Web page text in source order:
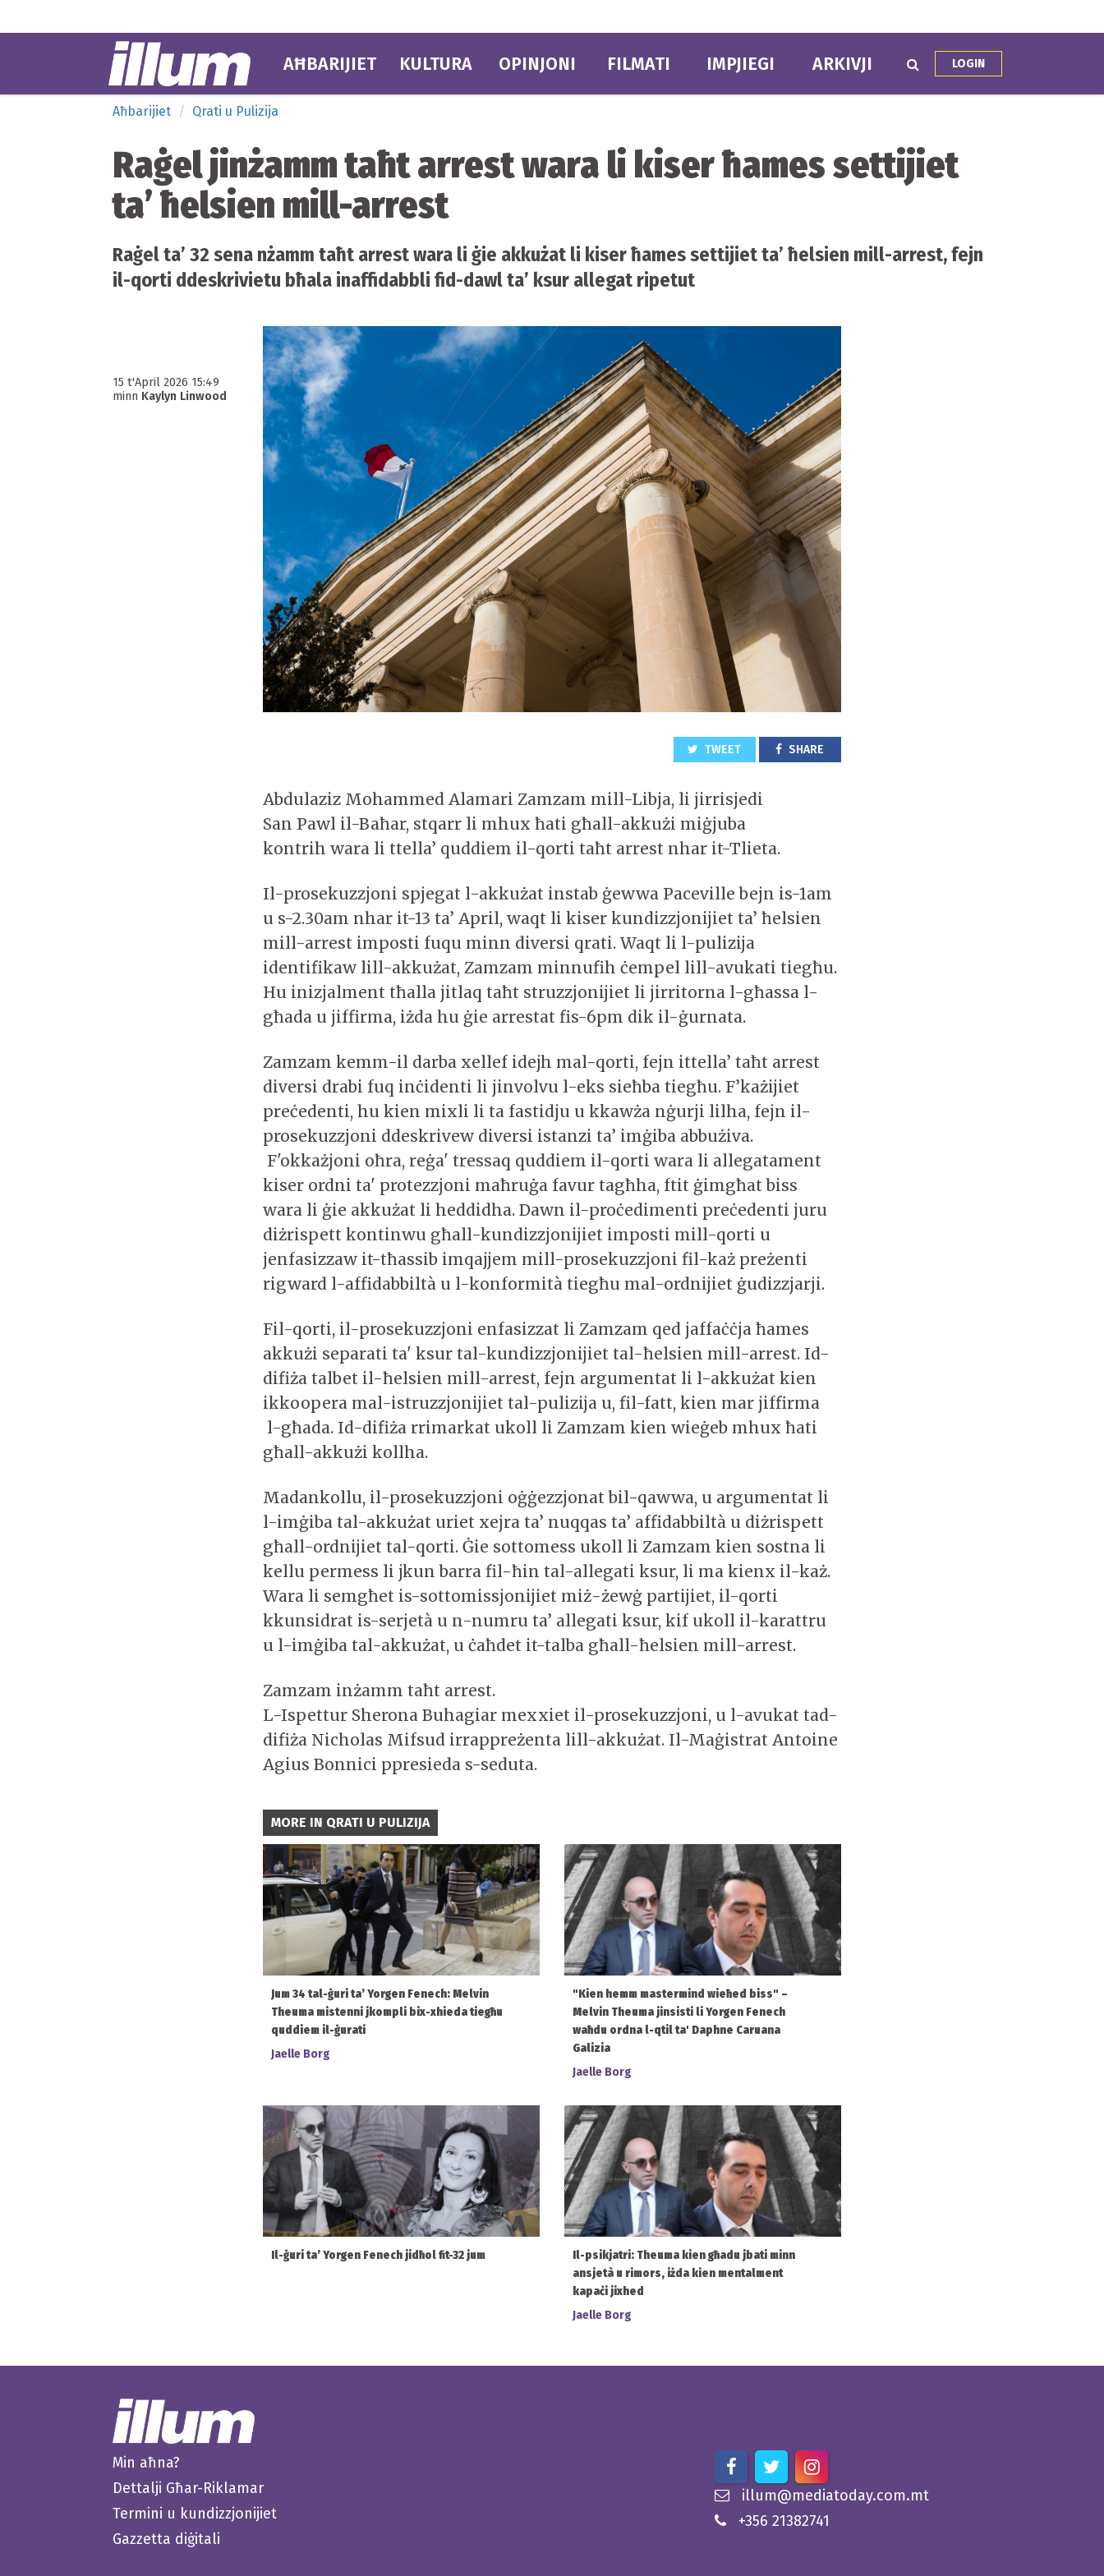
AĦBARIJIET KULTURA OPINJONI FILMATI IMPJIEGI ARKIVJI LOGIN
Aħbarijiet Qrati u Pulizija
Raġel jinżamm taħt arrest wara li kiser ħames settijiet
ta’ ħelsien mill-arrest
Raġel ta’ 32 sena nżamm taħt arrest wara li ġie akkużat li kiser ħames settijiet ta’ ħelsien mill-arrest, fejn
il-qorti ddeskrivietu bħala inaffidabbli fid-dawl ta’ ksur allegat ripetut
15 t'April 2026 15:49
minn Kaylyn Linwood
TWEET SHARE
Abdulaziz Mohammed Alamari Zamzam mill-Libja, li jirrisjedi
San Pawl il-Baħar, stqarr li mhux ħati għall-akkużi miġjuba
kontrih wara li ttella’ quddiem il-qorti taħt arrest nhar it-Tlieta.
Il-prosekuzzjoni spjegat l-akkużat instab ġewwa Paceville bejn is-1am
u s-2.30am nhar it-13 ta’ April, waqt li kiser kundizzjonijiet ta’ ħelsien
mill-arrest imposti fuqu minn diversi qrati. Waqt li l-pulizija
identifikaw lill-akkużat, Zamzam minnufih ċempel lill-avukati tiegħu.
Hu inizjalment tħalla jitlaq taħt struzzjonijiet li jirritorna l-għassa l-
għada u jiffirma, iżda hu ġie arrestat fis-6pm dik il-ġurnata.
Zamzam kemm-il darba xellef idejh mal-qorti, fejn ittella’ taħt arrest
diversi drabi fuq inċidenti li jinvolvu l-eks sieħba tiegħu. F’każijiet
preċedenti, hu kien mixli li ta fastidju u kkawża nġurji lilha, fejn il-
prosekuzzjoni ddeskrivew diversi istanzi ta’ imġiba abbużiva.
F'okkażjoni oħra, reġa' tressaq quddiem il-qorti wara li allegatament
kiser ordni ta' protezzjoni maħruġa favur tagħha, ftit ġimgħat biss
wara li ġie akkużat li heddidha. Dawn il-proċedimenti preċedenti juru
diżrispett kontinwu għall-kundizzjonijiet imposti mill-qorti u
jenfasizzaw it-tħassib imqajjem mill-prosekuzzjoni fil-każ preżenti
rigward l-affidabbiltà u l-konformità tiegħu mal-ordnijiet ġudizzjarji.
Fil-qorti, il-prosekuzzjoni enfasizzat li Zamzam qed jaffaċċja ħames
akkużi separati ta' ksur tal-kundizzjonijiet tal-ħelsien mill-arrest. Id-
difiża talbet il-ħelsien mill-arrest, fejn argumentat li l-akkużat kien
ikkoopera mal-istruzzjonijiet tal-pulizija u, fil-fatt, kien mar jiffirma
l-għada. Id-difiża rrimarkat ukoll li Zamzam kien wieġeb mhux ħati
għall-akkużi kollha.
Madankollu, il-prosekuzzjoni oġġezzjonat bil-qawwa, u argumentat li
l-imġiba tal-akkużat uriet xejra ta’ nuqqas ta’ affidabbiltà u diżrispett
għall-ordnijiet tal-qorti. Ġie sottomess ukoll li Zamzam kien sostna li
kellu permess li jkun barra fil-ħin tal-allegati ksur, li ma kienx il-każ.
Wara li semgħet is-sottomissjonijiet miż-żewġ partijiet, il-qorti
kkunsidrat is-serjetà u n-numru ta’ allegati ksur, kif ukoll il-karattru
u l-imġiba tal-akkużat, u ċaħdet it-talba għall-ħelsien mill-arrest.
Zamzam inżamm taħt arrest.
L-Ispettur Sherona Buhagiar mexxiet il-prosekuzzjoni, u l-avukat tad-
difiża Nicholas Mifsud irrappreżenta lill-akkużat. Il-Maġistrat Antoine
Agius Bonnici ppresieda s-seduta.
MORE IN QRATI U PULIZIJA
Jum 34 tal-ġuri ta’ Yorgen Fenech: Melvin
Theuma mistenni jkompli bix-xhieda tiegħu
quddiem il-ġurati
Jaelle Borg
"Kien hemm mastermind wieħed biss" –
Melvin Theuma jinsisti li Yorgen Fenech
waħdu ordna l-qtil ta' Daphne Caruana
Galizia
Jaelle Borg
Il-ġuri ta’ Yorgen Fenech jidħol fit-32 jum
Il-psikjatri: Theuma kien għadu jbati minn
ansjetà u rimors, iżda kien mentalment
kapaċi jixhed
Jaelle Borg
Min aħna?
Dettalji Għar-Riklamar
Termini u kundizzjonijiet
Gazzetta diġitali
illum@mediatoday.com.mt
+356 21382741